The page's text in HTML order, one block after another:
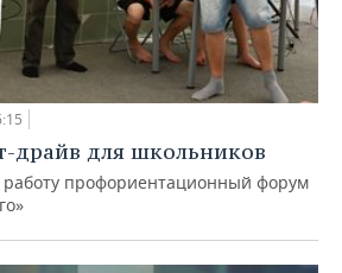
драйв для школьников
работу профориентационный форум